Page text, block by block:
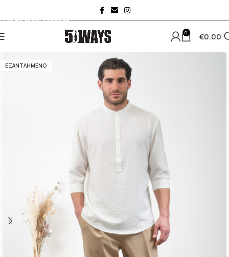
Skip to main content
0 €0.00
ΕΞΑΝΤΛΗΜΈΝΟ